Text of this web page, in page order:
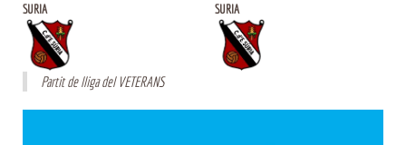
SURIA
Partit de lliga del VETERANS
SURIA